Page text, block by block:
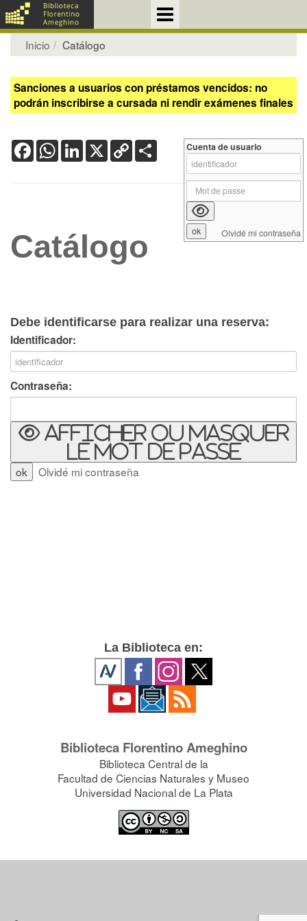
Inicio Catálogo
Sanciones a usuarios con préstamos vencidos: no
podrán inscribirse a cursada ni rendir exámenes finales
FacebookWhatsApp
LinkedIn
X Copy
Link
Catálogo
Debe identificarse para realizar una reserva:
Identificador:
Contraseña:
Afficher ou masquer
le mot de passe
Olvidé mi contraseña
Cuenta de usuario
Olvidé mi contraseña
La Biblioteca en:
Biblioteca Florentino Ameghino
Biblioteca Central de la
Facultad de Ciencias Naturales y Museo
Universidad Nacional de La Plata